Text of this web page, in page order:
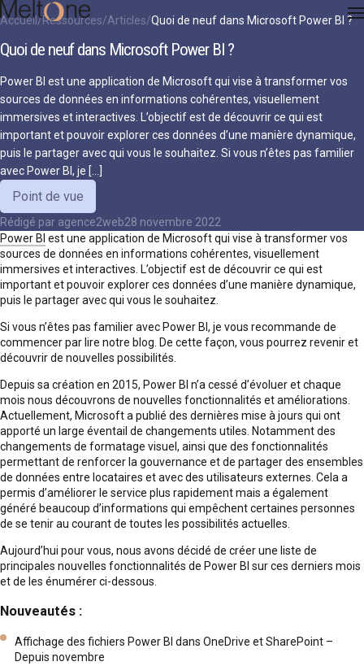
Accueil Ressources Articles Quoi de neuf dans Microsoft Power BI ?
Quoi de neuf dans Microsoft Power BI ?
Power BI est une application de Microsoft qui vise à transformer vos
sources de données en informations cohérentes, visuellement
immersives et interactives. L’objectif est de découvrir ce qui est
important et pouvoir explorer ces données d’une manière dynamique,
puis le partager avec qui vous le souhaitez. Si vous n’êtes pas familier
avec Power BI, je […]
Point de vue
Rédigé par agence2web28 novembre 2022
Power BI est une application de Microsoft qui vise à transformer vos
sources de données en informations cohérentes, visuellement
immersives et interactives. L’objectif est de découvrir ce qui est
important et pouvoir explorer ces données d’une manière dynamique,
puis le partager avec qui vous le souhaitez.
Si vous n’êtes pas familier avec Power BI, je vous recommande de
commencer par lire notre blog. De cette façon, vous pourrez revenir et
découvrir de nouvelles possibilités.
Depuis sa création en 2015, Power BI n’a cessé d’évoluer et chaque
mois nous découvrons de nouvelles fonctionnalités et améliorations.
Actuellement, Microsoft a publié des dernières mise à jours qui ont
apporté un large éventail de changements utiles. Notamment des
changements de formatage visuel, ainsi que des fonctionnalités
permettant de renforcer la gouvernance et de partager des ensembles
de données entre locataires et avec des utilisateurs externes. Cela a
permis d’améliorer le service plus rapidement mais a également
généré beaucoup d’informations qui empêchent certaines personnes
de se tenir au courant de toutes les possibilités actuelles.
Aujourd’hui pour vous, nous avons décidé de créer une liste de
principales nouvelles fonctionnalités de Power BI sur ces derniers mois
et de les énumérer ci-dessous.
Nouveautés :
Affichage des fichiers Power BI dans OneDrive et SharePoint –
Depuis novembre